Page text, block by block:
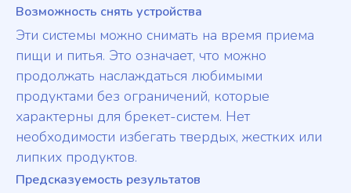
Возможность снять устройства
Эти системы можно снимать на время приема
пищи и питья. Это означает, что можно
продолжать наслаждаться любимыми
продуктами без ограничений, которые
характерны для брекет-систем. Нет
необходимости избегать твердых, жестких или
липких продуктов.
Предсказуемость результатов